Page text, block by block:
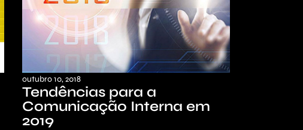
outubro 10, 2018
Tendências para a
Comunicação Interna em
2019